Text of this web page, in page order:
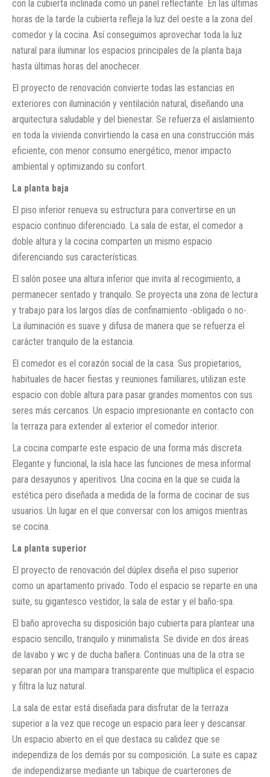
con la cubierta inclinada como un panel reflectante. En las últimas
horas de la tarde la cubierta refleja la luz del oeste a la zona del
comedor y la cocina. Así conseguimos aprovechar toda la luz
natural para iluminar los espacios principales de la planta baja
hasta últimas horas del anochecer.
El proyecto de renovación convierte todas las estancias en
exteriores con iluminación y ventilación natural, diseñando una
arquitectura saludable y del bienestar. Se refuerza el aislamiento
en toda la vivienda convirtiendo la casa en una construcción más
eficiente, con menor consumo energético, menor impacto
ambiental y optimizando su confort.
La planta baja
El piso inferior renueva su estructura para convertirse en un
espacio continuo diferenciado. La sala de estar, el comedor a
doble altura y la cocina comparten un mismo espacio
diferenciando sus características.
El salón posee una altura inferior que invita al recogimiento, a
permanecer sentado y tranquilo. Se proyecta una zona de lectura
y trabajo para los largos días de confinamiento -obligado o no-.
La iluminación es suave y difusa de manera que se refuerza el
carácter tranquilo de la estancia.
El comedor es el corazón social de la casa. Sus propietarios,
habituales de hacer fiestas y reuniones familiares, utilizan este
espacio con doble altura para pasar grandes momentos con sus
seres más cercanos. Un espacio impresionante en contacto con
la terraza para extender al exterior el comedor interior.
La cocina comparte este espacio de una forma más discreta.
Elegante y funcional, la isla hace las funciones de mesa informal
para desayunos y aperitivos. Una cocina en la que se cuida la
estética pero diseñada a medida de la forma de cocinar de sus
usuarios. Un lugar en el que conversar con los amigos mientras
se cocina.
La planta superior
El proyecto de renovación del dúplex diseña el piso superior
como un apartamento privado. Todo el espacio se reparte en una
suite, su gigantesco vestidor, la sala de estar y el baño-spa.
El baño aprovecha su disposición bajo cubierta para plantear una
espacio sencillo, tranquilo y minimalista. Se divide en dos áreas
de lavabo y wc y de ducha bañera. Continuas una de la otra se
separan por una mampara transparente que multiplica el espacio
y filtra la luz natural.
La sala de estar está diseñada para disfrutar de la terraza
superior a la vez que recoge un espacio para leer y descansar.
Un espacio abierto en el que destaca su calidez que se
independiza de los demás por su composición. La suite es capaz
de independizarse mediante un tabique de cuarterones de